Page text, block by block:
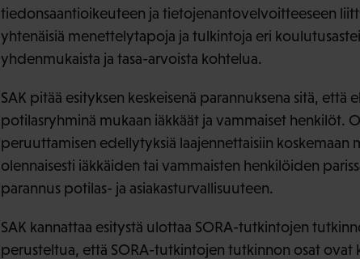
tiedonsaantioikeuteen ja tietojenantovelvoitteeseen
yhtenäisiä menettelytapoja ja tulkintoja eri
yhdenmukaista ja tasa-arvoista kohtelua.
SAK pitää esityksen keskeisenä parannuksena sitä, että
potilasryhminä mukaan iäkkäät ja vammaiset henkilöt.
peruuttamisen edellytyksiä laajennettaisiin koskemaan
olennaisesti iäkkäiden tai vammaisten henkilöiden
parannus potilas- ja asiakasturvallisuuteen.
SAK kannattaa esitystä ulottaa SORA-tutkintojen
perusteltua, että SORA-tutkintojen tutkinnon osat ovat